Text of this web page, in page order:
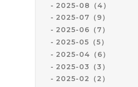
2025-08（4）
2025-07（9）
2025-06（7）
2025-05（5）
2025-04（6）
2025-03（3）
2025-02（2）